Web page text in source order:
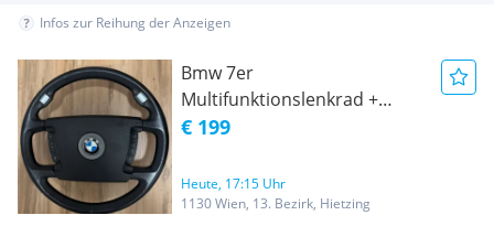
Infos zur Reihung der Anzeigen
Bmw 7er
Multifunktionslenkrad +
Airbag im Topzustand
€ 199
Heute, 17:15 Uhr
1130 Wien, 13. Bezirk, Hietzing